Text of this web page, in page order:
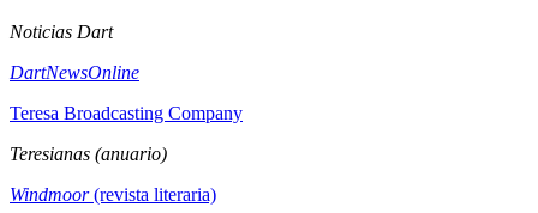
Noticias Dart
DartNewsOnline
Teresa Broadcasting Company
Teresianas (anuario)
Windmoor(revista literaria)